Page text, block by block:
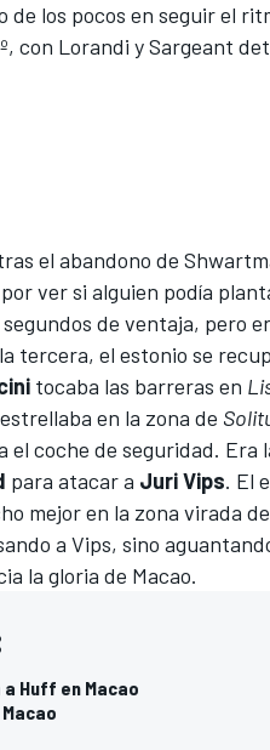
los pocos en seguir el
con Lorandi y Sargeant
el abandono de
ver si alguien podía
de ventaja, pero
tercera, el estonio se
tocaba las barreras en
en la zona de
el coche de seguridad. Era
para atacar a Juri Vips. El
mejor en la zona virada
a Vips, sino
la gloria de Macao.
Huff en Macao